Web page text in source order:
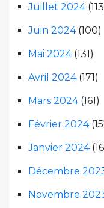
Juillet 2024
Juin 2024(100)
Mai 2024(131)
Avril 2024(171)
Mars 2024(161)
Février 2024
Janvier 2024
Décembre
Novembre